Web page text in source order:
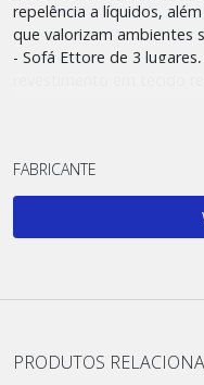
repelência a líquidos,
que valorizam ambientes
- Sofá Ettore de 3
FABRICANTE
PRODUTOS